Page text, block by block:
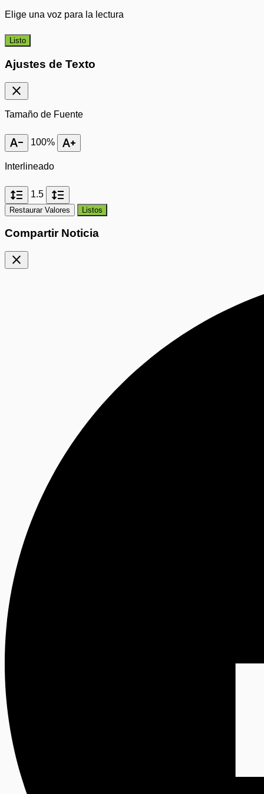
Elige una voz para la lectura
Listo
Ajustes de Texto
close
Tamaño de Fuente
text_decrease 100% text_increase
Interlineado
format_line_spacing 1.5 format_line_spacing
Restaurar Valores Listos
Compartir Noticia
close